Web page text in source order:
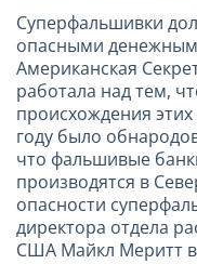
Суперфальшивки
опасными
Американская
работала над тем,
происхождения
году было
что фальшивые
производятся в
опасности
директора отдела
США Майкл Меритт